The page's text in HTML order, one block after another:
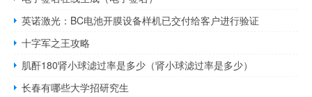
英诺激光：BC电池开膜设备样机已交付给客户进行验证
十字军之王攻略
肌酐180肾小球滤过率是多少（肾小球滤过率是多少）
长春有哪些大学招研究生